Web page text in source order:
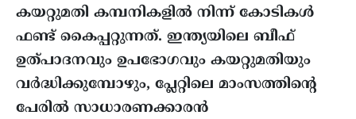
കയറ്റുമതി കമ്പനികളിൽ നിന്ന് കോടികൾ
ഫണ്ട് കൈപ്പറ്റുന്നത്. ഇന്ത്യയിലെ ബീഫ്
ഉത്പാദനവും ഉപഭോഗവും കയറ്റുമതിയും
വർദ്ധിക്കുമ്പോഴും, പ്ലേറ്റിലെ മാംസത്തിന്റെ
പേരിൽ സാധാരണക്കാരൻ